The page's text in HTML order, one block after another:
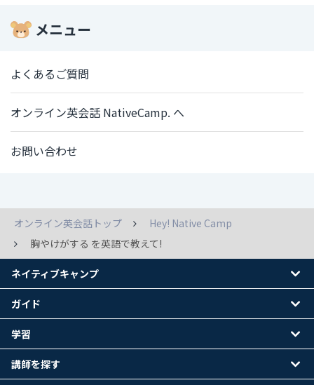
メニュー
よくあるご質問
オンライン英会話 NativeCamp. へ
お問い合わせ
オンライン英会話トップ
Hey! Native Camp
胸やけがする を英語で教えて!
ネイティブキャンプ
ガイド
学習
講師を探す